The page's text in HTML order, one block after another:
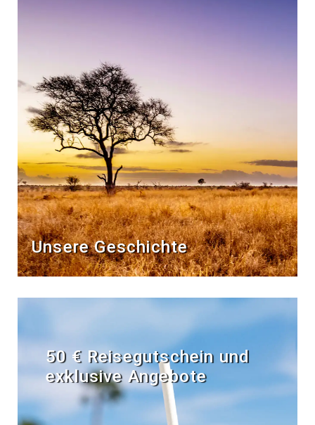
Unsere Geschichte
50 € Reisegutschein und
exklusive Angebote